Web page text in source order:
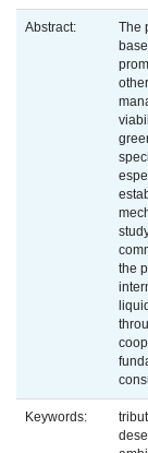
Abstract:
The
the
Keywords: